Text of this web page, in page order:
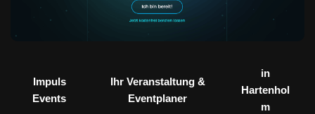
Impuls
Events
Ihr Veranstaltung &
Eventplaner
in
Hartenhol
m